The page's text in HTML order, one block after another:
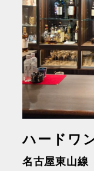
ハードワ
名古屋東山線